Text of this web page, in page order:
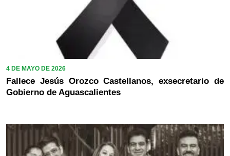
4 DE MAYO DE 2026
Fallece Jesús Orozco Castellanos, exsecretario de
Gobierno de Aguascalientes